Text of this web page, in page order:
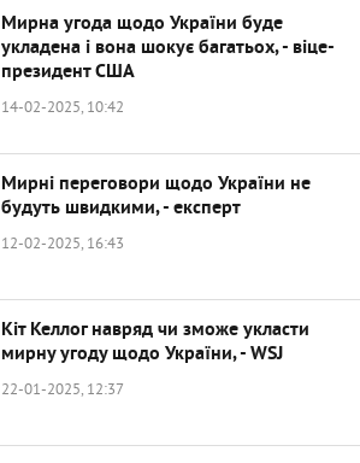
Мирна угода щодо України буде
укладена і вона шокує багатьох, - віце-
президент США
14-02-2025, 10:42
Мирні переговори щодо України не
будуть швидкими, - експерт
12-02-2025, 16:43
Кіт Келлог навряд чи зможе укласти
мирну угоду щодо України, - WSJ
22-01-2025, 12:37